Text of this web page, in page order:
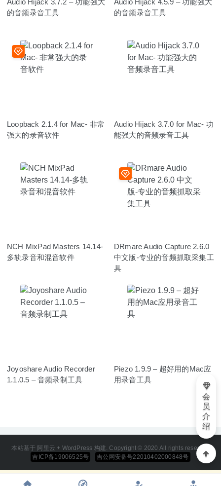
的音频录音工具
的音频录音工具
Loopback 2.1.4 for Mac- 非常
强大的录音软件
Audio Hijack 3.7.0 for Mac- 功
能强大的音频录音工具
NCH MixPad Masters 14.14-
多轨录音和混音软件
DRmare Audio Capture 2.6.0
中文版-专业的音频抓取采集工
具
Joyoshare Audio Recorder
1.1.0.5 – 音频录制工具
Piezo 1.9.9 – 超好用的Mac应
用录音工具
本站基于 阿里云 + WordPress 构建. Copyright © 2020 All rights reserved
吉ICP备19006525号
吉公网安备号22010402000848号
会
员
介
绍